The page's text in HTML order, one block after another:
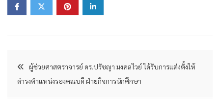
แนะแนว
ผู้ช่วยศาสตราจารย์ ดร.ปรัชญา มงคลไวย์ ได้รับการแต่งตั้งให้
ดำรงตำแหน่งรองคณบดี ฝ่ายกิจการนักศึกษา